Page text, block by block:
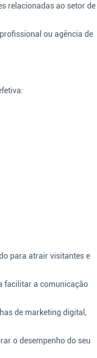
relacionadas ao setor de
ou agência de
para atrair visitantes e
facilitar a comunicação
de marketing digital,
o desempenho do seu